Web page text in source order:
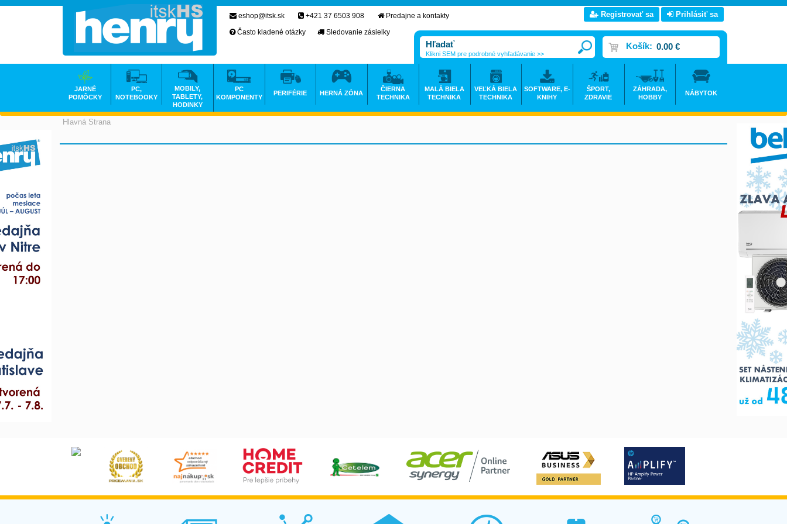
Hlavná Strana
eshop@itsk.sk +421 37 6503 908
Predajne a kontakty
Často kladené otázky
Sledovanie zásielky
Registrovať sa Prihlásiť sa
Košík: 0.00 €
Klikni SEM pre podrobné vyhľadávanie >>
JARNÉ
POMÔCKY
PC,
NOTEBOOKY
MOBILY,
TABLETY,
HODINKY
PC
KOMPONENTY
PERIFÉRIE HERNÁ ZÓNA
ČIERNA
TECHNIKA
MALÁ BIELA
TECHNIKA
VEĽKÁ BIELA
TECHNIKA
SOFTWARE, E-
KNIHY
ŠPORT,
ZDRAVIE
ZÁHRADA,
HOBBY
NÁBYTOK